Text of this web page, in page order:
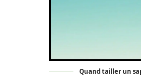
Quand tailler un